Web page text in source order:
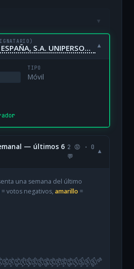
▾
VODAFONE ESPAÑA, S.A. UNIPERSONAL ▾
TIPO
Móvil
— últimos 6 2 😡 · 0
💬
▾
una semana del último
= votos negativos, amarillo =
04
20/0427/0404/0511/0518/0525/0501/0608/0615/0622/0629/0606/0713/0720/0727/07
03/08